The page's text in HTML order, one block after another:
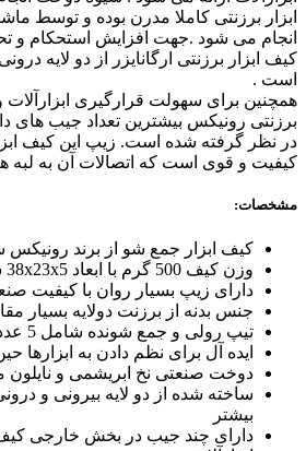
ابزار برزنتی کاملا مدرن بوده و توسط
انجام می شود .جهت افزایش استحکام و
کیف ابزار برزنتی ارگانایزر از دو لایه
است .
همچنین برای سهولت قرارگیری
برزنتی رونیکس بیشترین تعداد جیب های
در نظر گرفته شده است. زیپ این کیف
کیفیت و قوی است که اتصالات آن به لبه
مشخصات:
کیف ابزار جمع شو از برند رونیکس
وزن کیف 500 گرم با ابعاد 38x23x5 سانتی‌متر
دارای زیپ بسیار روان با کیفیت
جنس بدنه از برزنت دولایه بسیار
تیپ رولی و جمع شونده شامل 5 عدد کیف زیپ دار داخلی
ایده آل برای نظم دادن به ابزارها
دوخت صنعتی نخ ابریشمی و
ساخته شده از دو لایه بیرونی و
بیشتر
دارای چند جیب در بخش خارجی